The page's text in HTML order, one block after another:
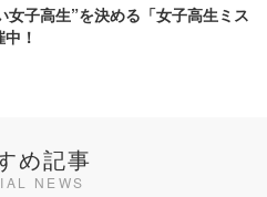
女子高生”を決める「女子高生ミス
！
め記事
NEWS